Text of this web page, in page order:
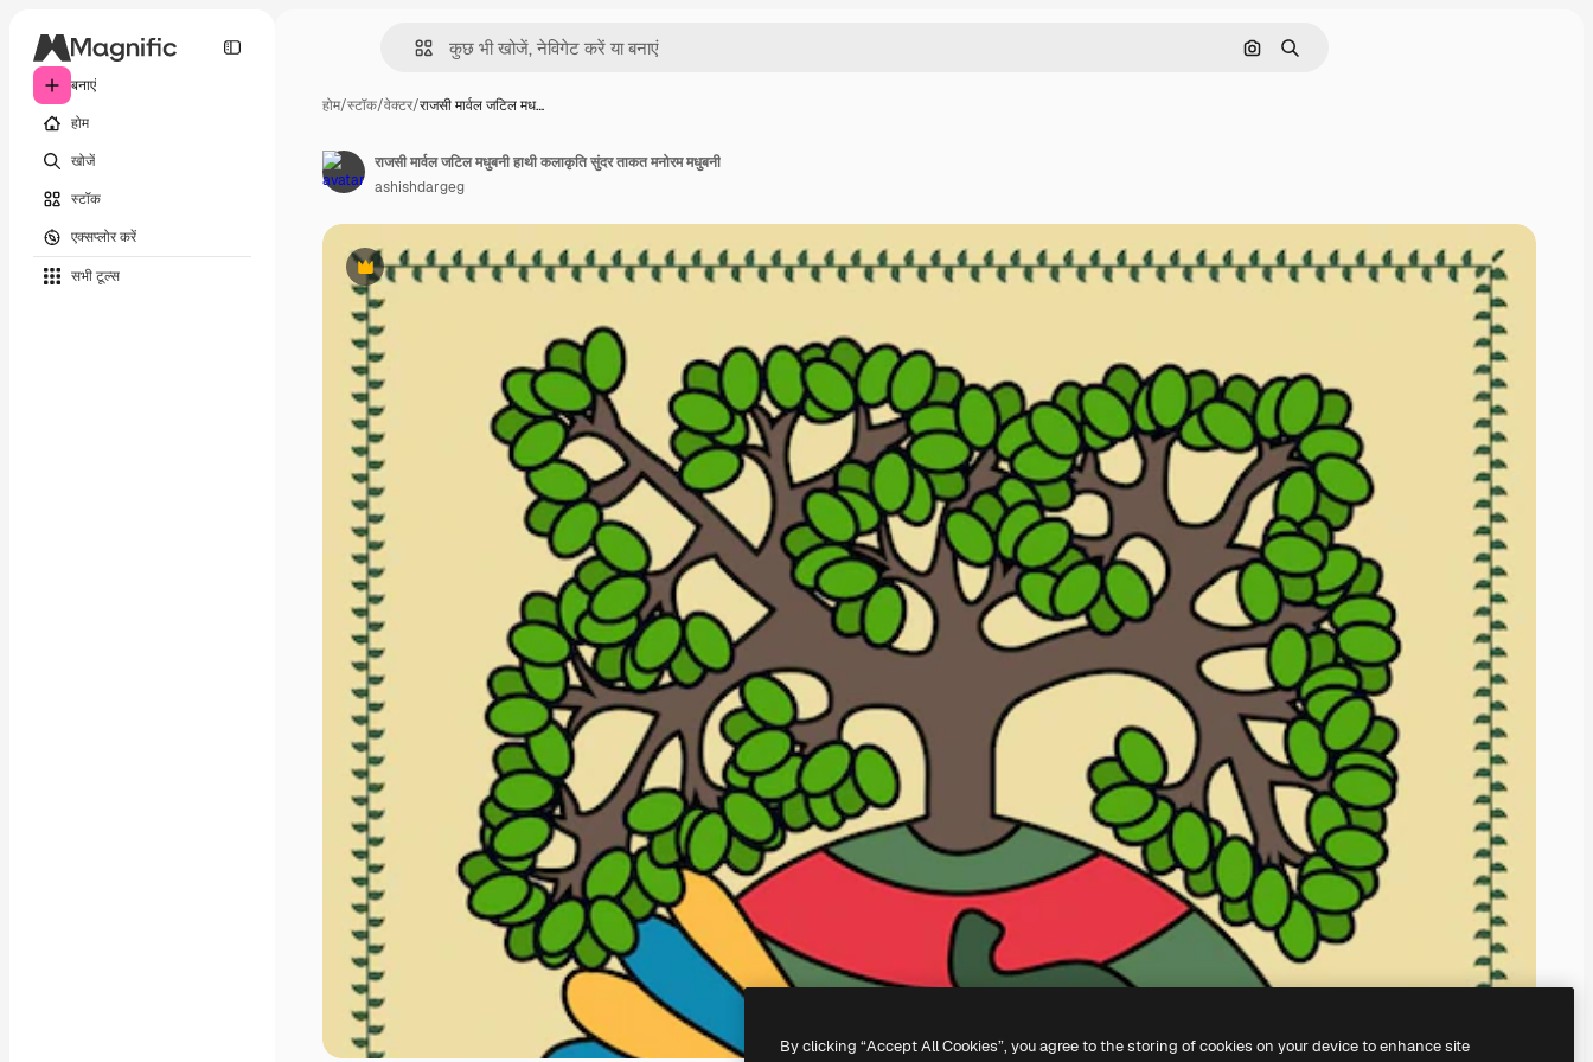
बनाएं
होम
खोजें
स्टॉक
एक्सप्लोर करें
सभी टूल्‍स
इमेज से खोजें
खोजें
होम/स्टॉक/वेक्टर/राजसी मार्वल जटिल मध…
Premium
राजसी मार्वल जटिल मधुबनी हाथी कलाकृति सुंदर ताकत मनोरम मधुबनी
ashishdargeg
By clicking “Accept All Cookies”, you agree to the storing of cookies on your device to enhance site